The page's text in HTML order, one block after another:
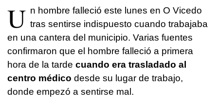
U n hombre falleció este lunes en O Vicedo
tras sentirse indispuesto cuando trabajaba
en una cantera del municipio. Varias fuentes
confirmaron que el hombre falleció a primera
hora de la tarde cuando era trasladado al
centro médico desde su lugar de trabajo,
donde empezó a sentirse mal.